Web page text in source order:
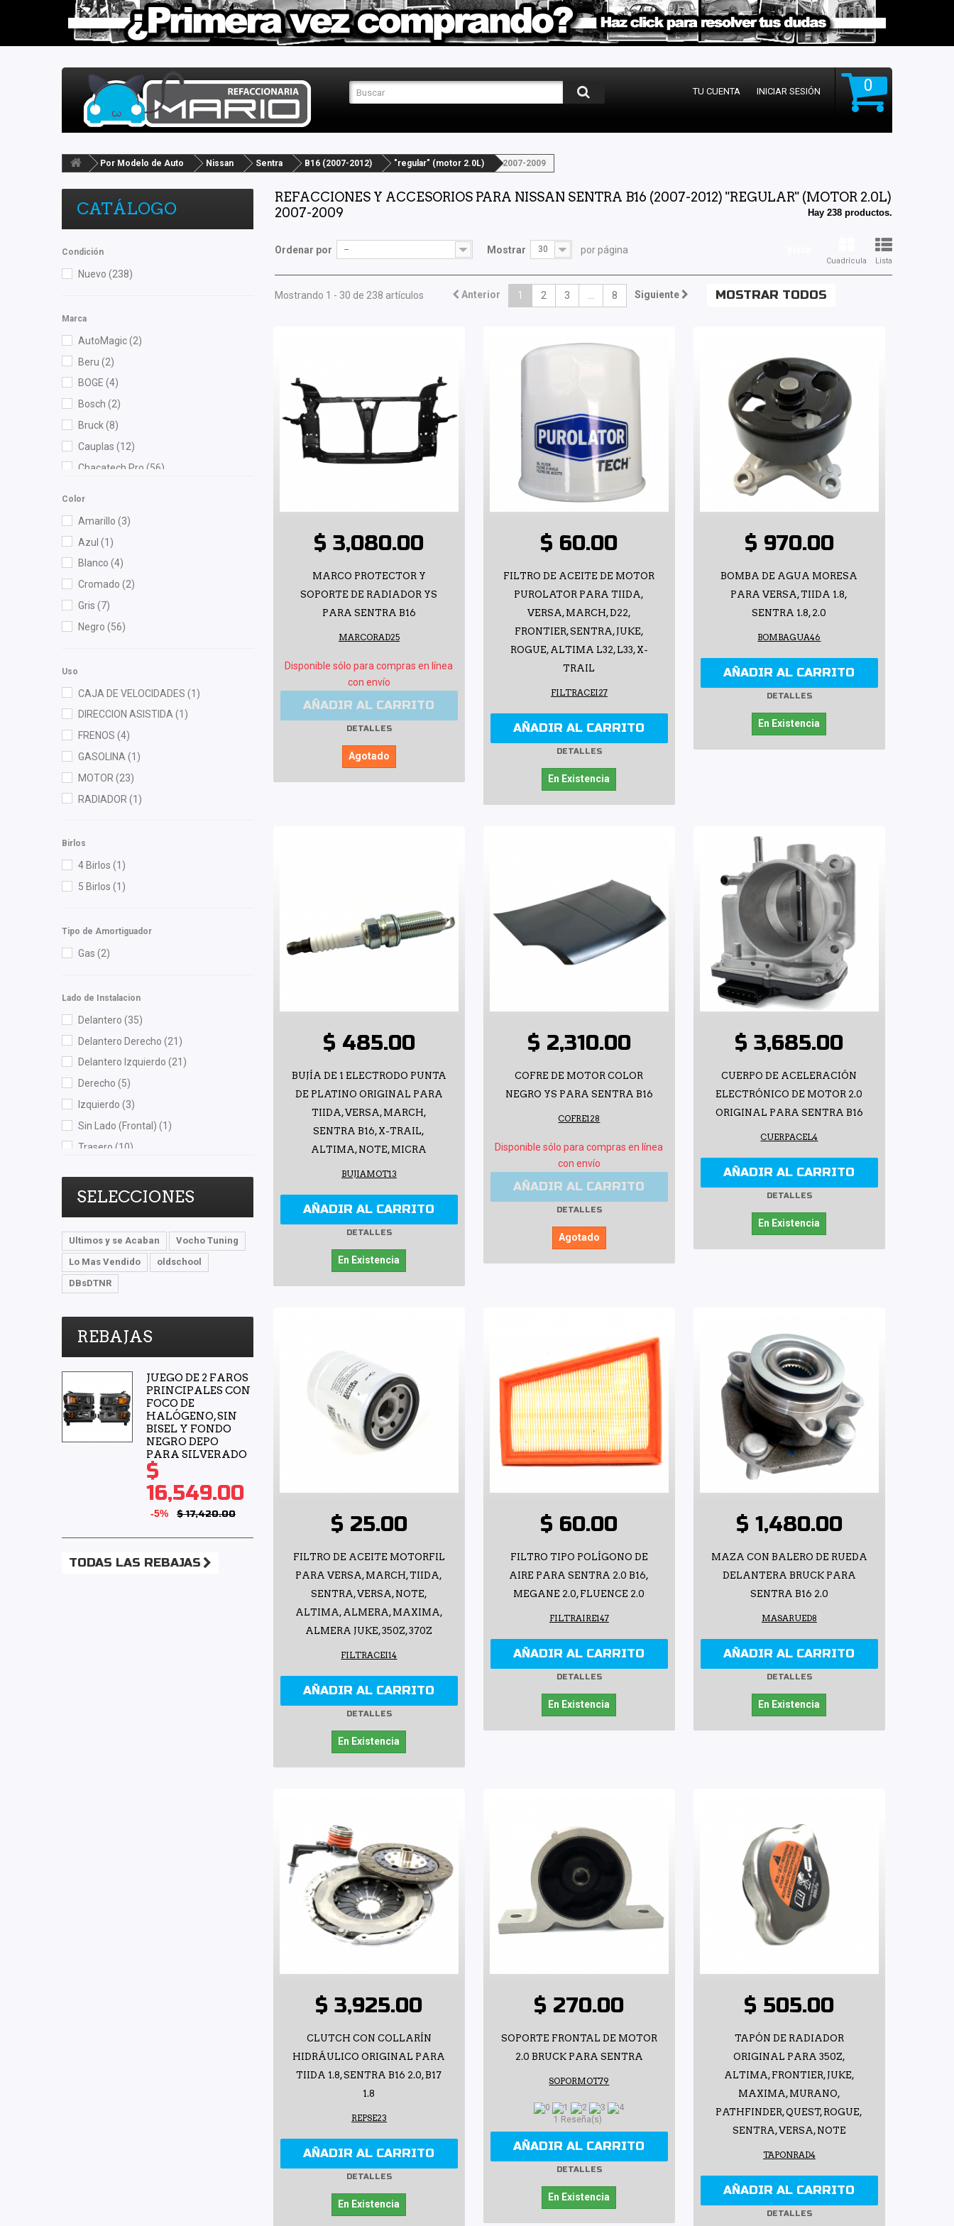
0
TU CUENTA INICIAR SESIÓN
Por Modelo de Auto Nissan Sentra B16 (2007-2012) "regular" (motor 2.0L) 2007-2009
CATÁLOGO
Condición
Nuevo (238)
Marca
AutoMagic(2)
Beru (2)
BOGE (4)
Bosch (2)
Bruck(8)
Cauplas (12)
Chacatech Pro (56)
Good Go (1)
Hella(1)
Injetech (1)
Interfil(4)
ISAKA (11)
KEM(2)
Moresa
MOTORFIL
NGK(2)
OEP(1)
OTN(3)
Polar(2)
Purolator (1)
Recal(9)
Shift It(1)
Speedymexx
Superseal(6)
SYD (7)
TF Victor(1)
VISION(1)
YCC(4)
Yokomitsu(25)
YS(3)
Color
Amarillo (3)
Azul (1)
Blanco (4)
Cromado (2)
Gris (7)
Negro (56)
Uso
CAJA DE VELOCIDADES (1)
DIRECCION ASISTIDA(1)
FRENOS (4)
GASOLINA (1)
MOTOR (23)
RADIADOR (1)
Birlos
4 Birlos (1)
5 Birlos (1)
Tipo de Amortiguador
Gas (2)
Lado de Instalacion
Delantero (35)
Delantero Derecho (21)
Delantero Izquierdo (21)
Derecho (5)
Izquierdo (3)
Sin Lado (Frontal) (1)
Trasero (10)
Trasero Izquierdo (3)
SELECCIONES
Ultimos y se Acaban
Vocho Tuning
Lo Mas Vendido
oldschool
DBsDTNR
REBAJAS
JUEGO DE 2 FAROS
PRINCIPALES CON
FOCO DE
HALÓGENO, SIN
BISEL Y FONDO
NEGRO DEPO
PARA SILVERADO
$
16,549.00
-5% $ 17,420.00
TODAS LAS REBAJAS
REFACCIONES Y ACCESORIOS PARA NISSAN SENTRA B16 (2007-2012) "REGULAR" (MOTOR 2.0L)
2007-2009
Hay 238 productos.
Cuadrícula Lista
Ordenar por -- Mostrar 30 por página
MOSTRAR TODOS
Anterior 1 2 3 8 Siguiente
Mostrando 1 - 30 de 238 artículos
$ 3,080.00
MARCO PROTECTOR Y
SOPORTE DE RADIADOR YS
PARA SENTRA B16
MARCORAD25
Disponible sólo para compras en línea
con envío
AÑADIR AL CARRITO
DETALLES
Agotado
$ 60.00
FILTRO DE ACEITE DE MOTOR
PUROLATOR PARA TIIDA,
VERSA, MARCH, D22,
FRONTIER, SENTRA, JUKE,
ROGUE, ALTIMA L32, L33, X-
TRAIL
FILTRACEI27
AÑADIR AL CARRITO
DETALLES
En Existencia
$ 970.00
BOMBA DE AGUA MORESA
PARA VERSA, TIIDA 1.8,
SENTRA 1.8, 2.0
BOMBAGUA46
AÑADIR AL CARRITO
DETALLES
En Existencia
$ 485.00
BUJÍA DE 1 ELECTRODO PUNTA
DE PLATINO ORIGINAL PARA
TIIDA, VERSA, MARCH,
SENTRA B16, X-TRAIL,
ALTIMA, NOTE, MICRA
BUJIAMOT13
AÑADIR AL CARRITO
DETALLES
En Existencia
$ 2,310.00
COFRE DE MOTOR COLOR
NEGRO YS PARA SENTRA B16
COFRE128
Disponible sólo para compras en línea
con envío
AÑADIR AL CARRITO
DETALLES
Agotado
$ 3,685.00
CUERPO DE ACELERACIÓN
ELECTRÓNICO DE MOTOR 2.0
ORIGINAL PARA SENTRA B16
CUERPACEL4
AÑADIR AL CARRITO
DETALLES
En Existencia
$ 25.00
FILTRO DE ACEITE MOTORFIL
PARA VERSA, MARCH, TIIDA,
SENTRA, VERSA, NOTE,
ALTIMA, ALMERA, MAXIMA,
ALMERA JUKE, 350Z, 370Z
FILTRACEI14
AÑADIR AL CARRITO
DETALLES
En Existencia
$ 60.00
FILTRO TIPO POLÍGONO DE
AIRE PARA SENTRA 2.0 B16,
MEGANE 2.0, FLUENCE 2.0
FILTRAIRE147
AÑADIR AL CARRITO
DETALLES
En Existencia
$ 1,480.00
MAZA CON BALERO DE RUEDA
DELANTERA BRUCK PARA
SENTRA B16 2.0
MASARUED8
AÑADIR AL CARRITO
DETALLES
En Existencia
$ 3,925.00
CLUTCH CON COLLARÍN
HIDRÁULICO ORIGINAL PARA
TIIDA 1.8, SENTRA B16 2.0, B17
1.8
REPSE23
AÑADIR AL CARRITO
DETALLES
En Existencia
$ 270.00
SOPORTE FRONTAL DE MOTOR
2.0 BRUCK PARA SENTRA
SOPORMOT79
1 Reseña(s)
AÑADIR AL CARRITO
DETALLES
En Existencia
$ 505.00
TAPÓN DE RADIADOR
ORIGINAL PARA 350Z,
ALTIMA, FRONTIER, JUKE,
MAXIMA, MURANO,
PATHFINDER, QUEST, ROGUE,
SENTRA, VERSA, NOTE
TAPONRAD4
AÑADIR AL CARRITO
DETALLES